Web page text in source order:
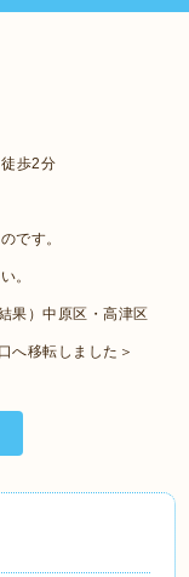
歩2分
です。
。
果）中原区・高津区
へ移転しました＞